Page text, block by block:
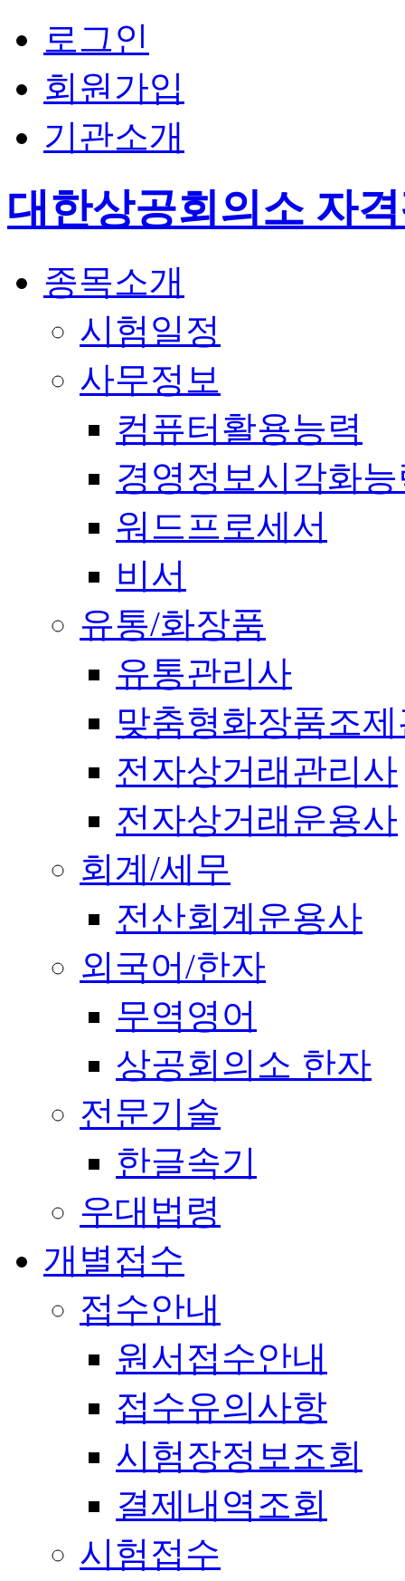
로그인
회원가입
기관소개
대한상공회의소 자
종목소개
시험일정
사무정보
컴퓨터활용능력
경영정보시각화
워드프로세서
비서
유통/화장품
유통관리사
맞춤형화장품조
전자상거래관리사
전자상거래운용사
회계/세무
전산회계운용사
외국어/한자
무역영어
상공회의소 한자
전문기술
한글속기
우대법령
개별접수
접수안내
원서접수안내
접수유의사항
시험장정보조회
결제내역조회
시험접수